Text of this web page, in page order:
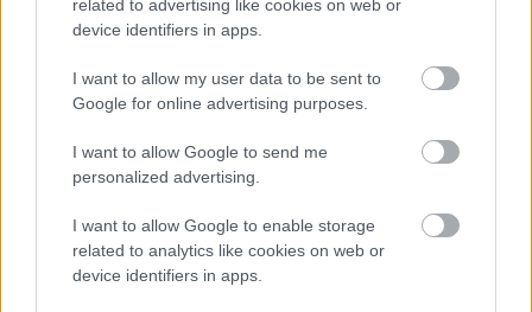
related to advertising like cookies on web or
device identifiers in apps.
I want to allow my user data to be sent to
Google for online advertising purposes.
I want to allow Google to send me
personalized advertising.
I want to allow Google to enable storage
related to analytics like cookies on web or
device identifiers in apps.
egentligen varit att ha höga volymer veckorna
lågveckor. Utan att bara träna på så mycket som
man klarar mest hela tiden.
Johan har sett resultat under försäsongen.
– Det är något som funkat hela sommaren och
hela hösten. Jag har fått träna precis det jag har